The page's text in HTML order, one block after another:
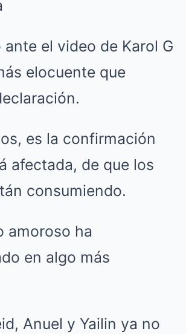
ante el video de Karol G
elocuente que
es la confirmación
afectada, de que los
consumiendo.
amoroso ha
en algo más
Anuel y Yailin ya no